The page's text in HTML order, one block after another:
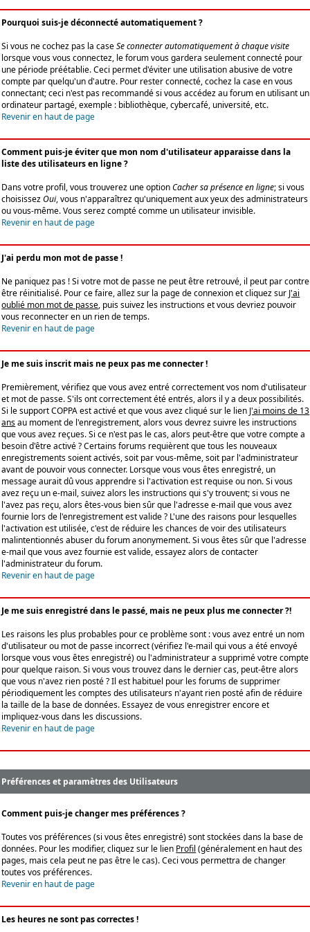
Pourquoi suis-je déconnecté automatiquement ?
Si vous ne cochez pas la caseSe connecter automatiquement à chaque visite
lorsque vous vous connectez, le forum vous gardera seulement connecté pour
une période préétablie. Ceci permet d'éviter une utilisation abusive de votre
compte par quelqu'un d'autre. Pour rester connecté, cochez la case en vous
connectant; ceci n'est pas recommandé si vous accédez au forum en utilisant un
ordinateur partagé, exemple : bibliothèque, cybercafé, université, etc.
Revenir en haut de page
Comment puis-je éviter que mon nom d'utilisateur apparaisse dans la
liste des utilisateurs en ligne ?
Dans votre profil, vous trouverez une optionCacher sa présence en ligne; si vous
choisissezOui, vous n'apparaîtrez qu'uniquement aux yeux des administrateurs
ou vous-même. Vous serez compté comme un utilisateur invisible.
Revenir en haut de page
J'ai perdu mon mot de passe !
Ne paniquez pas ! Si votre mot de passe ne peut être retrouvé, il peut par contre
être réinitialisé. Pour ce faire, allez sur la page de connexion et cliquez sur J'ai
oublié mon mot de passe, puis suivez les instructions et vous devriez pouvoir
vous reconnecter en un rien de temps.
Revenir en haut de page
Je me suis inscrit mais ne peux pas me connecter !
Premièrement, vérifiez que vous avez entré correctement vos nom d'utilisateur
et mot de passe. S'ils ont correctement été entrés, alors il y a deux possibilités.
Si le support COPPA est activé et que vous avez cliqué sur le lien J'ai moins de 13
ansau moment de l'enregistrement, alors vous devrez suivre les instructions
que vous avez reçues. Si ce n'est pas le cas, alors peut-être que votre compte a
besoin d'être activé ? Certains forums requièrent que tous les nouveaux
enregistrements soient activés, soit par vous-même, soit par l'administrateur
avant de pouvoir vous connecter. Lorsque vous vous êtes enregistré, un
message aurait dû vous apprendre si l'activation est requise ou non. Si vous
avez reçu un e-mail, suivez alors les instructions qui s'y trouvent; si vous ne
l'avez pas reçu, alors êtes-vous bien sûr que l'adresse e-mail que vous avez
fournie lors de l'enregistrement est valide ? L'une des raisons pour lesquelles
l'activation est utilisée, c'est de réduire les chances de voir des utilisateurs
malintentionnés abuser du forum anonymement. Si vous êtes sûr que l'adresse
e-mail que vous avez fournie est valide, essayez alors de contacter
l'administrateur du forum.
Revenir en haut de page
Je me suis enregistré dans le passé, mais ne peux plus me connecter ?!
Les raisons les plus probables pour ce problème sont : vous avez entré un nom
d'utilisateur ou mot de passe incorrect (vérifiez l'e-mail qui vous a été envoyé
lorsque vous vous êtes enregistré) ou l'administrateur a supprimé votre compte
pour quelque raison. Si vous vous trouvez dans le dernier cas, peut-être alors
que vous n'avez rien posté ? Il est habituel pour les forums de supprimer
périodiquement les comptes des utilisateurs n'ayant rien posté afin de réduire
la taille de la base de données. Essayez de vous enregistrer encore et
impliquez-vous dans les discussions.
Revenir en haut de page
Préférences et paramètres des Utilisateurs
Comment puis-je changer mes préférences ?
Toutes vos préférences (si vous êtes enregistré) sont stockées dans la base de
données. Pour les modifier, cliquez sur le lien Profil (généralement en haut des
pages, mais cela peut ne pas être le cas). Ceci vous permettra de changer
toutes vos préférences.
Revenir en haut de page
Les heures ne sont pas correctes !